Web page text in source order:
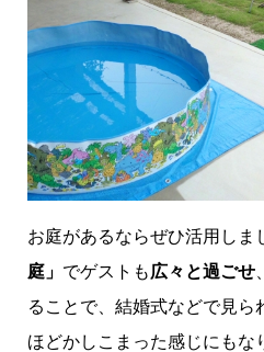
お庭があるならぜひ活用しま
庭」 でゲストも広々と過ごせ
ることで、結婚式などで見ら
ほどかしこまった感じにもな